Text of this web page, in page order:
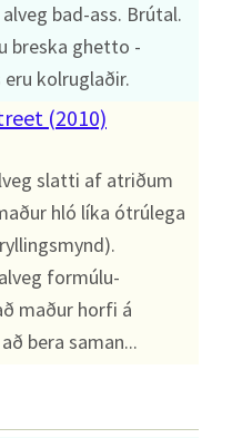
bad-ass. Brútal.
breska ghetto -
kolruglaðir.
(2010)
slatti af atriðum
hló líka ótrúlega
formúlu-
maður horfi á
bera saman...